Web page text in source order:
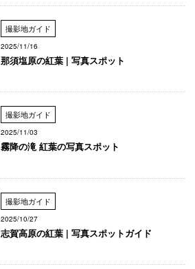
撮影地ガイド
2025/11/16
那須塩原の紅葉 | 写真スポット
撮影地ガイド
2025/11/03
霧降の滝 紅葉の写真スポット
撮影地ガイド
2025/10/27
志賀高原の紅葉 | 写真スポットガイド